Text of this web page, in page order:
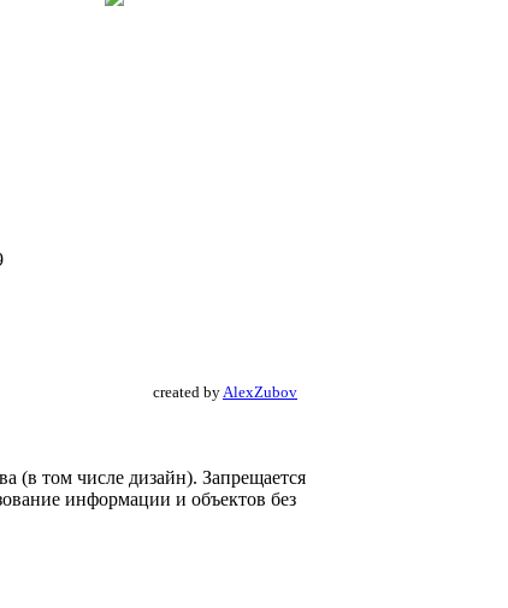
created byAlexZubov
(в том числе дизайн). Запрещается
информации и объектов без